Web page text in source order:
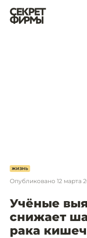
ЖИЗНЬ
Опубликовано 12 марта
Учёные
снижает
рака